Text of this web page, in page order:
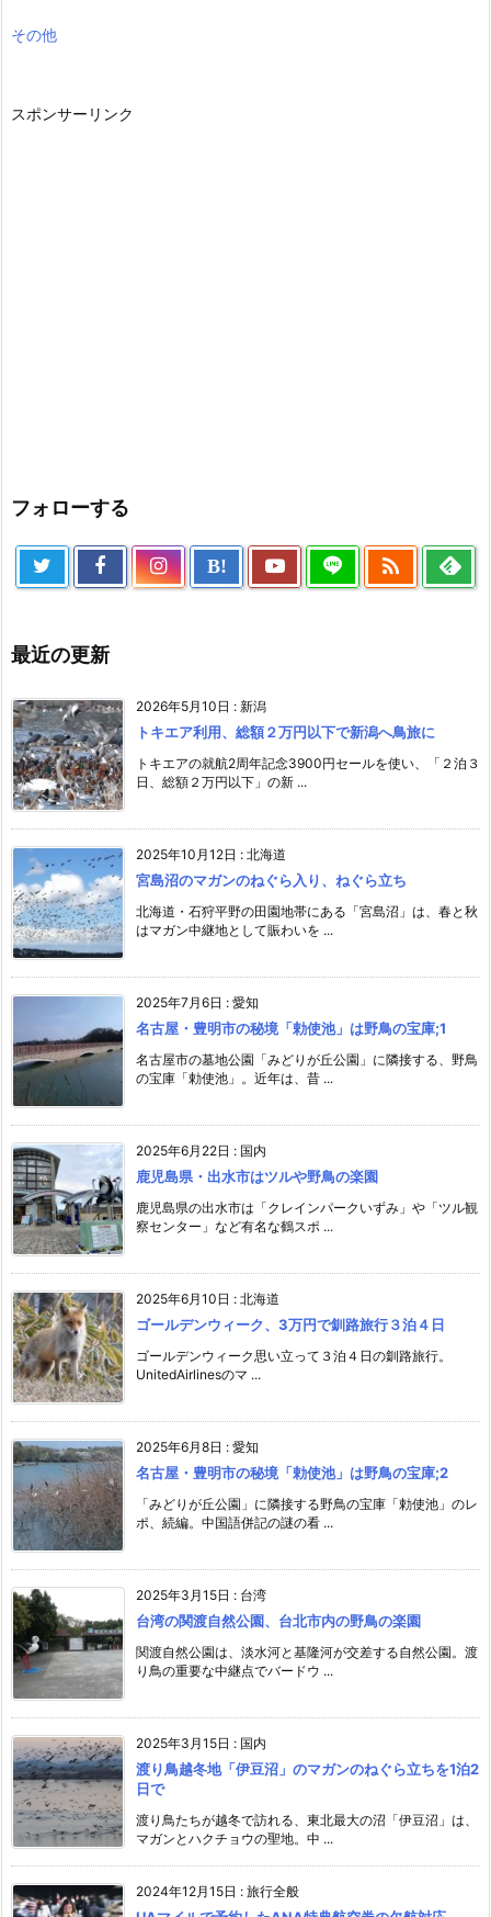
その他
スポンサーリンク
フォローする
B! 
最近の更新
2026年5月10日 : 新潟
トキエア利用、総額２万円以下で新潟へ鳥旅に
トキエアの就航2周年記念3900円セールを使い、「２泊３
日、総額２万円以下」の新 ...
2025年10月12日 : 北海道
宮島沼のマガンのねぐら入り、ねぐら立ち
北海道・石狩平野の田園地帯にある「宮島沼」は、春と秋
はマガン中継地として賑わいを ...
2025年7月6日 : 愛知
名古屋・豊明市の秘境「勅使池」は野鳥の宝庫;1
名古屋市の墓地公園「みどりが丘公園」に隣接する、野鳥
の宝庫「勅使池」。近年は、昔 ...
2025年6月22日 : 国内
鹿児島県・出水市はツルや野鳥の楽園
鹿児島県の出水市は「クレインパークいずみ」や「ツル観
察センター」など有名な鶴スポ ...
2025年6月10日 : 北海道
ゴールデンウィーク、3万円で釧路旅行３泊４日
ゴールデンウィーク思い立って３泊４日の釧路旅行。
UnitedAirlinesのマ ...
2025年6月8日 : 愛知
名古屋・豊明市の秘境「勅使池」は野鳥の宝庫;2
「みどりが丘公園」に隣接する野鳥の宝庫「勅使池」のレ
ポ、続編。中国語併記の謎の看 ...
2025年3月15日 : 台湾
台湾の関渡自然公園、台北市内の野鳥の楽園
関渡自然公園は、淡水河と基隆河が交差する自然公園。渡
り鳥の重要な中継点でバードウ ...
2025年3月15日 : 国内
渡り鳥越冬地「伊豆沼」のマガンのねぐら立ちを1泊2
日で
渡り鳥たちが越冬で訪れる、東北最大の沼「伊豆沼」は、
マガンとハクチョウの聖地。中 ...
2024年12月15日 : 旅行全般